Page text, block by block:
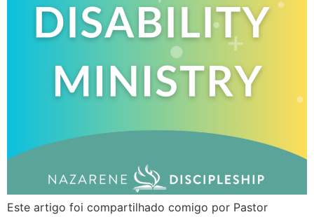
Este artigo foi compartilhado comigo por Pastor